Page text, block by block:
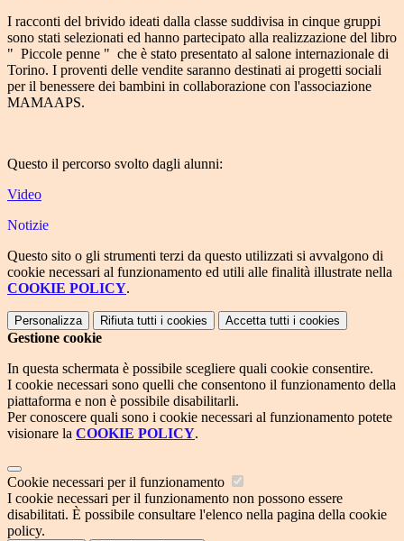
I racconti del brivido ideati dalla classe suddivisa in cinque gruppi
sono stati selezionati ed hanno partecipato alla realizzazione del libro
" Piccole penne " che è stato presentato al salone internazionale di
Torino. I proventi delle vendite saranno destinati ai progetti sociali
per il benessere dei bambini in collaborazione con l'associazione
MAMAAPS.
Questo il percorso svolto dagli alunni:
Video
Notizie
Questo sito o gli strumenti terzi da questo utilizzati si avvalgono di
cookie necessari al funzionamento ed utili alle finalità illustrate nella
COOKIE POLICY.
Personalizza Rifiuta tutti i cookies Accetta tutti i cookies
Gestione cookie
In questa schermata è possibile scegliere quali cookie consentire.
I cookie necessari sono quelli che consentono il funzionamento della
piattaforma e non è possibile disabilitarli.
Per conoscere quali sono i cookie necessari al funzionamento potete
visionare la COOKIE POLICY.
Cookie necessari per il funzionamento
I cookie necessari per il funzionamento non possono essere
disabilitati. È possibile consultare l'elenco nella pagina della cookie
policy.